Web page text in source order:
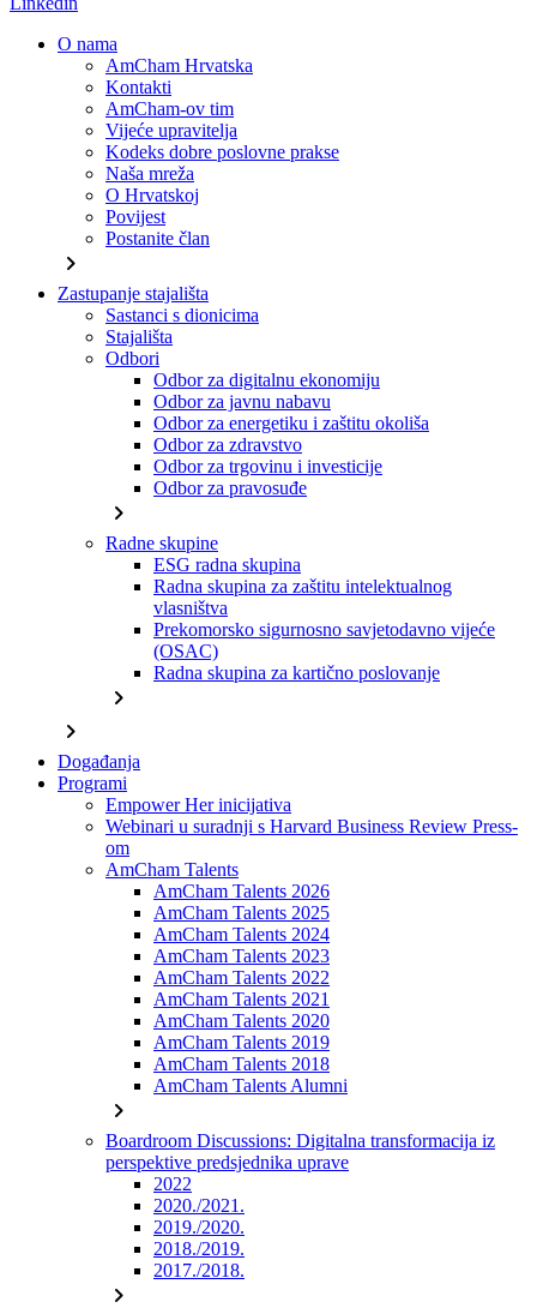
O nama
AmCham Hrvatska
Kontakti
AmCham-ov tim
Vijeće upravitelja
Kodeks dobre poslovne prakse
Naša mreža
O Hrvatskoj
Povijest
Postanite član
chevron_right
Zastupanje stajališta
Sastanci s dionicima
Stajališta
Odbori
Odbor za digitalnu ekonomiju
Odbor za javnu nabavu
Odbor za energetiku i zaštitu okoliša
Odbor za zdravstvo
Odbor za trgovinu i investicije
Odbor za pravosuđe
chevron_right
Radne skupine
ESG radna skupina
Radna skupina za zaštitu intelektualnog
vlasništva
Prekomorsko sigurnosno savjetodavno vijeće
(OSAC)
Radna skupina za kartično poslovanje
chevron_right
chevron_right
Događanja
Programi
Empower Her inicijativa
Webinari u suradnji s Harvard Business Review Press-
om
AmCham Talents
AmCham Talents 2026
AmCham Talents 2025
AmCham Talents 2024
AmCham Talents 2023
AmCham Talents 2022
AmCham Talents 2021
AmCham Talents 2020
AmCham Talents 2019
AmCham Talents 2018
AmCham Talents Alumni
chevron_right
Boardroom Discussions: Digitalna transformacija iz
perspektive predsjednika uprave
2022
2020./2021.
2019./2020.
2018./2019.
2017./2018.
chevron_right